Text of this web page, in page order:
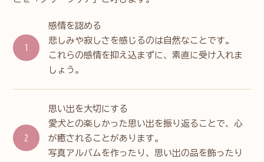
感情を認める
悲しみや寂しさを感じるのは自然なことです。
これらの感情を抑え込まずに、素直に受け入れま
しょう。
思い出を大切にする
愛犬との楽しかった思い出を振り返ることで、心
が癒されることがあります。
写真アルバムを作ったり、思い出の品を飾ったり